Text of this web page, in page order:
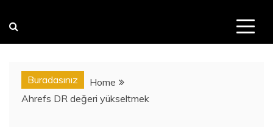
Buradasınız
Home
Ahrefs DR değeri yükseltmek